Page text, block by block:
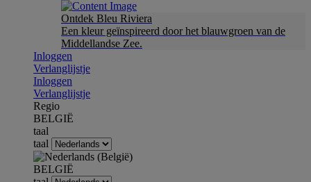
Ontdek Bleu Riviera
Een kleur geïnspireerd door het blauwgroen van de
Middellandse Zee.
Inloggen
Verlanglijstje
Inloggen
Verlanglijstje
Regio
BELGIË
taal
taal
BELGIË